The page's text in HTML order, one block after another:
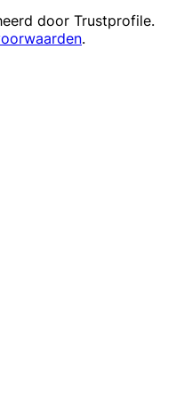
door Trustprofile.
.